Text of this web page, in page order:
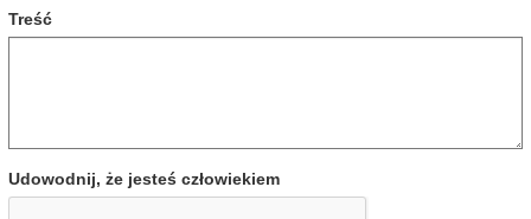
Treść
Udowodnij, że jesteś człowiekiem